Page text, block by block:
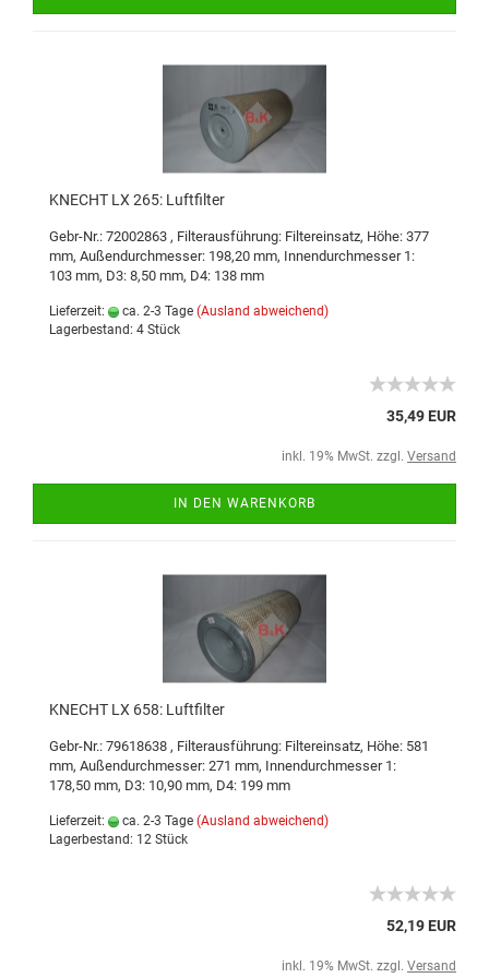
KNECHT LX 265: Luftfilter
Gebr-Nr.: 72002863 , Filterausführung: Filtereinsatz, Höhe: 377
mm, Außendurchmesser: 198,20 mm, Innendurchmesser 1:
103 mm, D3: 8,50 mm, D4: 138 mm
Lieferzeit: ca. 2-3 Tage (Ausland abweichend)
Lagerbestand: 4 Stück
35,49 EUR
inkl. 19% MwSt. zzgl. Versand
IN DEN WARENKORB
KNECHT LX 658: Luftfilter
Gebr-Nr.: 79618638 , Filterausführung: Filtereinsatz, Höhe: 581
mm, Außendurchmesser: 271 mm, Innendurchmesser 1:
178,50 mm, D3: 10,90 mm, D4: 199 mm
Lieferzeit: ca. 2-3 Tage (Ausland abweichend)
Lagerbestand: 12 Stück
52,19 EUR
inkl. 19% MwSt. zzgl. Versand